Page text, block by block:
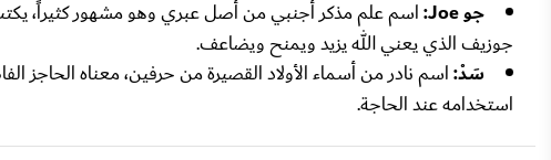
جو Joe:
اسم علم مذكر أجنبي من أصل عبري وهو مشهور كثيراً، يكتب
جوزيف الذي يعني الله يزيد ويمنح ويضاعف.
سَدْ:اسم نادر من أسماء الأولاد القصيرة من حرفين، معناه
استخدامه عند الحاجة.